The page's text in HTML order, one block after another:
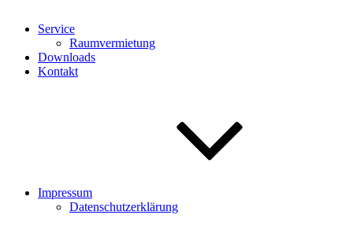
Service
Raumvermietung
Downloads
Kontakt
Impressum
Datenschutzerklärung